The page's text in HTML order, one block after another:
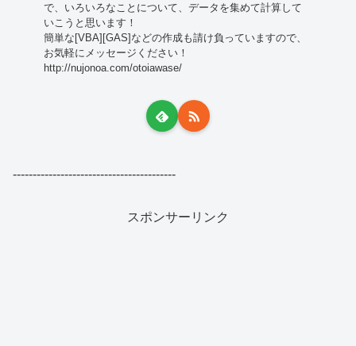
で、いろいろなことについて、データを集めて計算して
いこうと思います！
簡単な[VBA][GAS]などの作成も請け負っていますので、
お気軽にメッセージください！
http://nujonoa.com/otoiawase/
-----------------------------------------
スポンサーリンク